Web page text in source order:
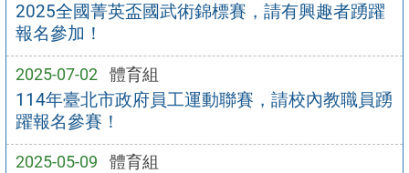
2025全國菁英盃國武術錦標賽，請有興趣者踴躍
報名參加！
2025-07-02 體育組
114年臺北市政府員工運動聯賽，請校內教職員踴
躍報名參賽！
2025-05-09 體育組